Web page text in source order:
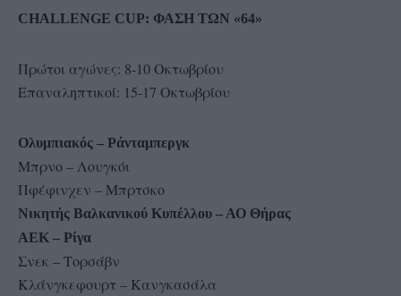
CHALLENGE CUP: ΦΑΣΗ ΤΩΝ «64»
Πρώτοι αγώνες: 8-10 Οκτωβρίου
Επαναληπτικοί: 15-17 Οκτωβρίου
Ολυμπιακός – Ράνταμπεργκ
Μπρνο – Λουγκόι
Πφέφινχεν – Μπρτσκο
Νικητής Βαλκανικού Κυπέλλου – ΑΟ Θήρας
ΑΕΚ – Ρίγα
Σνεκ – Τορσάβν
Κλάνγκεφουρτ – Κανγκασάλα